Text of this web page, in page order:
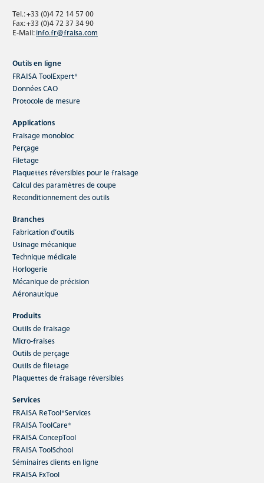
Tel.: +33 (0)4 72 14 57 00
Fax: +33 (0)4 72 37 34 90
E-Mail:info.fr@fraisa.com
Outils en ligne
FRAISA ToolExpert®
Données CAO
Protocole de mesure
Applications
Fraisage monobloc
Perçage
Filetage
Plaquettes réversibles pour le fraisage
Calcul des paramètres de coupe
Reconditionnement des outils
Branches
Fabrication d’outils
Usinage mécanique
Technique médicale
Horlogerie
Mécanique de précision
Aéronautique
Produits
Outils de fraisage
Micro-fraises
Outils de perçage
Outils de filetage
Plaquettes de fraisage réversibles
Services
FRAISA ReTool®Services
FRAISA ToolCare®
FRAISA ConcepTool
FRAISA ToolSchool
Séminaires clients en ligne
FRAISA FxTool